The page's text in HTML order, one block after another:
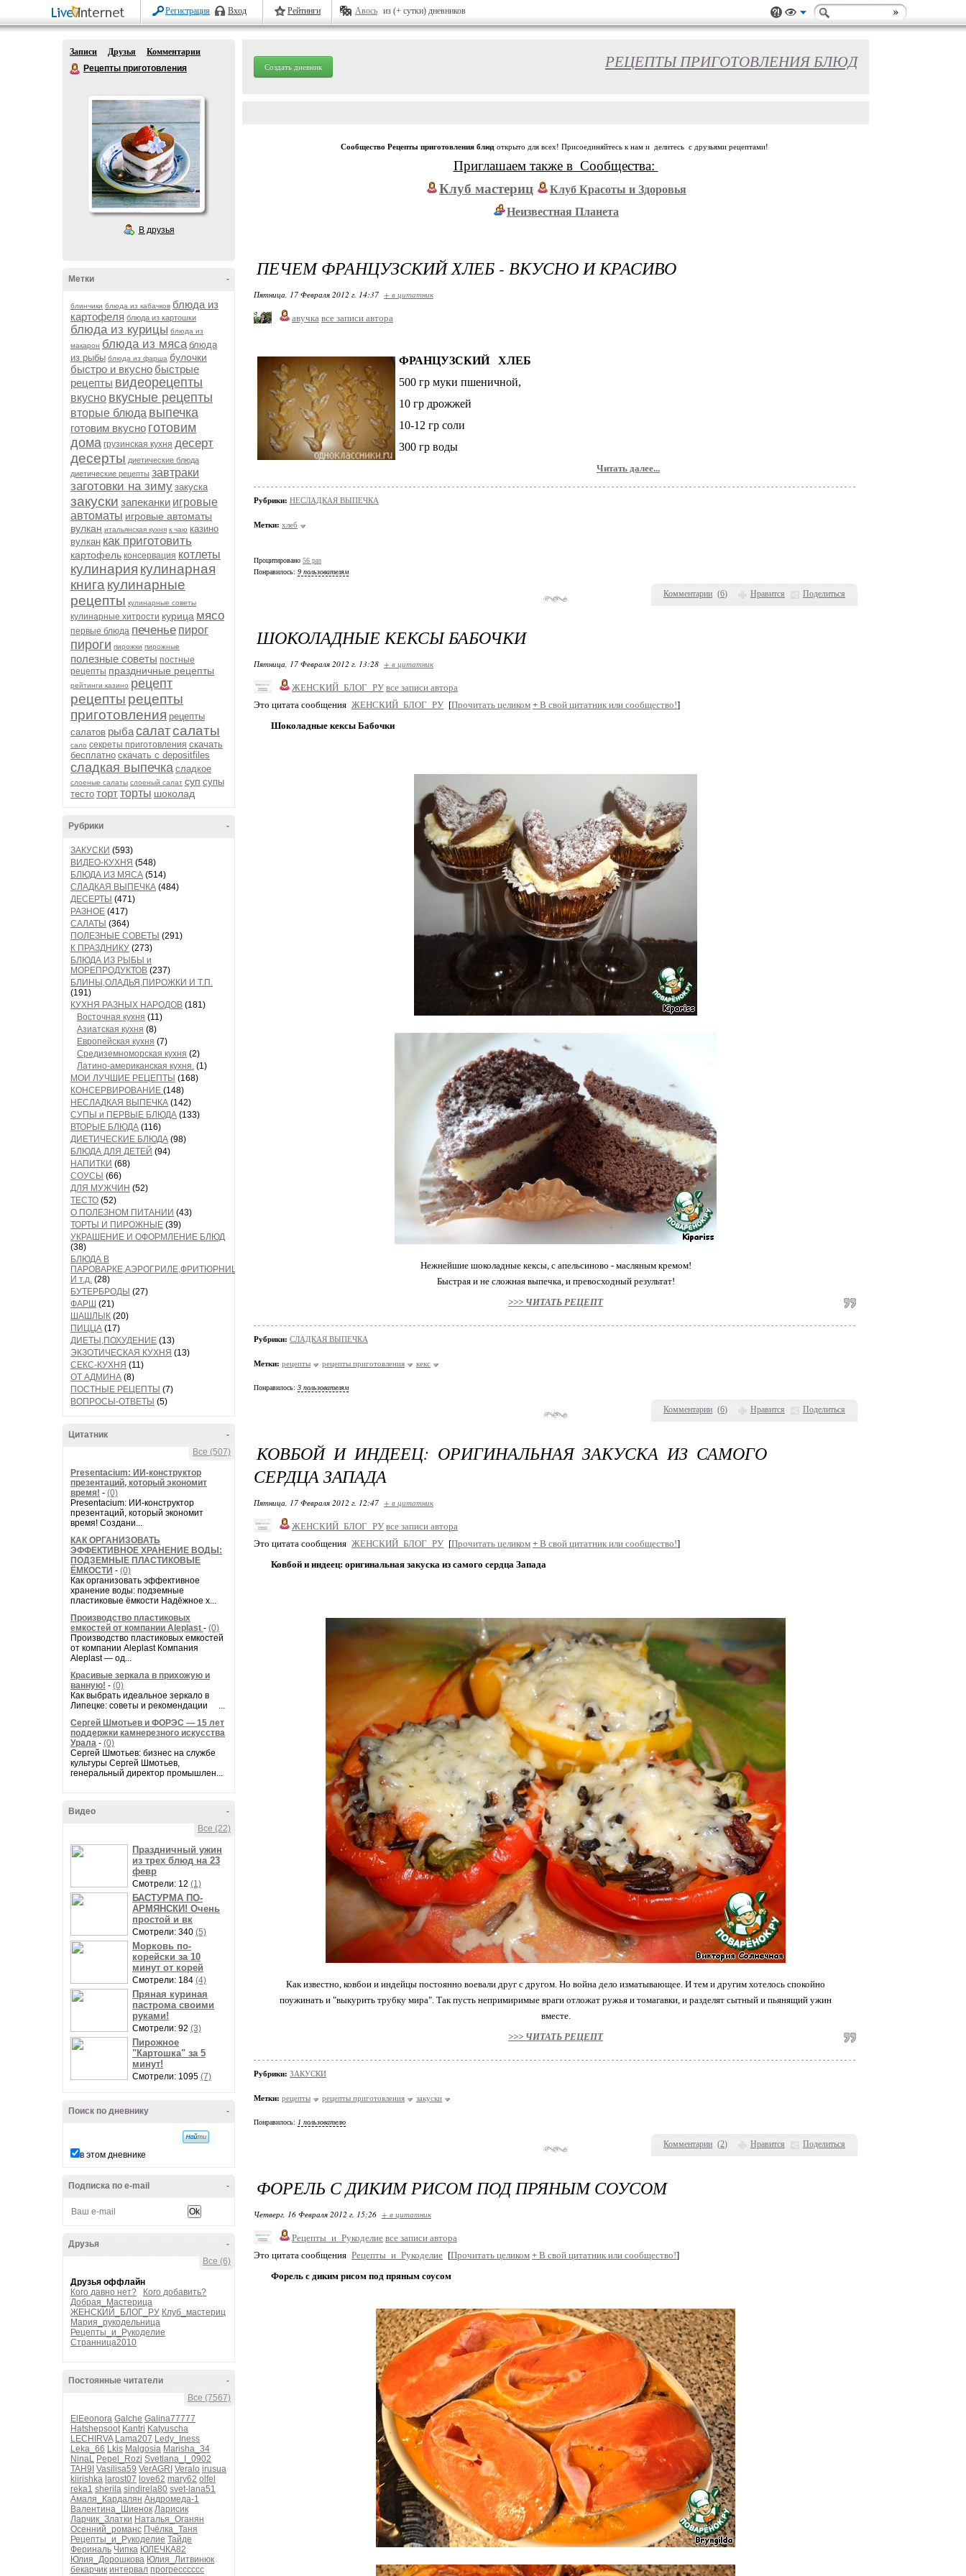
Регистрация Вход Рейтинги Авось из (+ сутки) дневников
Записи Друзья
Комментарии
Рецепты приготовления
В друзья
-
Метки
блинчики блюда из кабачков блюда из
картофеля блюда из картошки
блюда из курицы блюда из
макарон блюда из мяса блюда
из рыбы блюда из фарша булочки
быстро и вкусно быстрые
рецепты видеорецепты
вкусно вкусные рецепты
вторые блюда выпечка
готовим вкусно готовим
дома грузинская кухня десерт
десерты диетические блюда
диетические рецепты завтраки
заготовки на зиму закуска
закуски запеканки игровые
автоматы игровые автоматы
вулкан итальянская кухня к чаю казино
вулкан как приготовить
картофель консервация котлеты
кулинария кулинарная
книга кулинарные
рецепты кулинарные советы
кулинарные хитрости курица мясо
первые блюда печенье пирог
пироги пирожки пирожные
полезные советы постные
рецепты праздничные рецепты
рейтинги казино рецепт
рецепты рецепты
приготовления рецепты
салатов рыбасалатсалаты
сало секреты приготовления скачать
бесплатно скачать с depositfiles
сладкая выпечка сладкое
слоеные салаты слоеный салат суп супы
тесто тортторты шоколад
-
Рубрики
ЗАКУСКИ (593)
ВИДЕО-КУХНЯ (548)
БЛЮДА ИЗ МЯСА (514)
СЛАДКАЯ ВЫПЕЧКА (484)
ДЕСЕРТЫ (471)
РАЗНОЕ (417)
САЛАТЫ (364)
ПОЛЕЗНЫЕ СОВЕТЫ (291)
К ПРАЗДНИКУ (273)
БЛЮДА ИЗ РЫБЫ и
МОРЕПРОДУКТОВ (237)
БЛИНЫ,ОЛАДЬЯ,ПИРОЖКИ И Т.П.
(191)
КУХНЯ РАЗНЫХ НАРОДОВ (181)
Восточная кухня (11)
Азиатская кухня (8)
Европейская кухня (7)
Средиземноморская кухня (2)
Латино-американская кухня. (1)
МОИ ЛУЧШИЕ РЕЦЕПТЫ (168)
КОНСЕРВИРОВАНИЕ (148)
НЕСЛАДКАЯ ВЫПЕЧКА (142)
СУПЫ и ПЕРВЫЕ БЛЮДА (133)
ВТОРЫЕ БЛЮДА (116)
ДИЕТИЧЕСКИЕ БЛЮДА (98)
БЛЮДА ДЛЯ ДЕТЕЙ (94)
НАПИТКИ (68)
СОУСЫ (66)
ДЛЯ МУЖЧИН (52)
ТЕСТО (52)
О ПОЛЕЗНОМ ПИТАНИИ (43)
ТОРТЫ И ПИРОЖНЫЕ (39)
УКРАШЕНИЕ И ОФОРМЛЕНИЕ БЛЮД
(38)
БЛЮДА В
ПАРОВАРКЕ,АЭРОГРИЛЕ,ФРИТЮРНИЦЕ
И т.д. (28)
БУТЕРБРОДЫ (27)
ФАРШ (21)
ШАШЛЫК (20)
ПИЦЦА (17)
ДИЕТЫ,ПОХУДЕНИЕ (13)
ЭКЗОТИЧЕСКАЯ КУХНЯ (13)
СЕКС-КУХНЯ (11)
ОТ АДМИНА (8)
ПОСТНЫЕ РЕЦЕПТЫ (7)
ВОПРОСЫ-ОТВЕТЫ (5)
-
Цитатник
Все (507)
Presentacium: ИИ‑конструктор
презентаций, который экономит
время! - (0)
Presentacium: ИИ‑конструктор
презентаций, который экономит
время! Создани...
КАК ОРГАНИЗОВАТЬ
ЭФФЕКТИВНОЕ ХРАНЕНИЕ ВОДЫ:
ПОДЗЕМНЫЕ ПЛАСТИКОВЫЕ
ЁМКОСТИ - (0)
Как организовать эффективное
хранение воды: подземные
пластиковые ёмкости Надёжное х...
Производство пластиковых
емкостей от компании Aleplast - (0)
Производство пластиковых емкостей
от компании Aleplast Компания
Aleplast — од...
Красивые зеркала в прихожую и
ванную! - (0)
Как выбрать идеальное зеркало в
Липецке: советы и рекомендации ...
Сергей Шмотьев и ФОРЭС — 15 лет
поддержки камнерезного искусства
Урала - (0)
Сергей Шмотьев: бизнес на службе
культуры Сергей Шмотьев,
генеральный директор промышлен...
-
Видео
Все (22)
Праздничный ужин
из трех блюд на 23
февр
Смотрели: 12 (1)
БАСТУРМА ПО-
АРМЯНСКИ! Очень
простой и вк
Смотрели: 340 (5)
Морковь по-
корейски за 10
минут от корей
Смотрели: 184 (4)
Пряная куриная
пастрома своими
руками!
Смотрели: 92 (3)
Пирожное
"Картошка" за 5
минут!
Смотрели: 1095 (7)
-
Поиск по дневнику
в этом дневнике
-
Подписка по e-mail
-
Друзья
Все (6)
Друзья оффлайн
Кого давно нет?
Кого добавить?
Добрая_Мастерица
ЖЕНСКИЙ_БЛОГ_РУ Клуб_мастериц
Мария_рукодельница
Рецепты_и_Рукоделие
Странница2010
-
Постоянные читатели
Все (7567)
ElEeonora Galche Galina77777
Hatshepsoot Kantri Katyuscha
LECHIRVA Lama207 Ledy_Iness
Leka_66 Lkis Malgosia Marisha_34
NinaL Pepel_Rozi Svetlana_I_0902
TAH9I Vasilisa59 VerAGRI Veralo irusua
kiirishka larost07 love62 mary62 olfel
reka1 sherila sindirela80 svet-lana51
Амаля_Кардалян Андромеда-1
Валентина_Шиенок Ларисик
Ларчик_Златки Наталья_Оганян
Осенний_романс Пчёлка_Таня
Рецепты_и_Рукоделие Тайде
Фериналь Чипка ЮЛЕЧКА82
Юлия_Дорошкова Юлия_Литвинюк
бекарчик интервал прогресссссс
Создать дневник РЕЦЕПТЫ ПРИГОТОВЛЕНИЯ БЛЮД
Сообщество Рецепты приготовления блюд открыто для всех! Присоединяйтесь к нам и делитесь с друзьями рецептами!
Приглашаем также в Сообщества:
Клуб мастериц
Клуб Красоты и Здоровья
Неизвестная Планета
Комментарии (6) Нравится Поделиться
ПЕЧЕМ ФРАНЦУЗСКИЙ ХЛЕБ - ВКУСНО И КРАСИВО
Пятница, 17 Февраля 2012 г. 14:37 + в цитатник
авучка все записи автора
ФРАНЦУЗСКИЙ ХЛЕБ
500 гр муки пшеничной,
10 гр дрожжей
10-12 гр соли
300 гр воды
Читать далее...
Рубрики: НЕСЛАДКАЯ ВЫПЕЧКА
Метки: хлеб
Процитировано 56 раз
Понравилось: 9 пользователям
Комментарии (6) Нравится Поделиться
ШОКОЛАДНЫЕ КЕКСЫ БАБОЧКИ
Пятница, 17 Февраля 2012 г. 13:28 + в цитатник
ЖЕНСКИЙ_БЛОГ_РУ все записи автора
Это цитата сообщения ЖЕНСКИЙ_БЛОГ_РУ [Прочитать целиком + В свой цитатник или сообщество!]
Шоколадные кексы Бабочки
Нежнейшие шоколадные кексы, с апельсиново - масляным кремом!
Быстрая и не сложная выпечка, и превосходный результат!
>>> ЧИТАТЬ РЕЦЕПТ
Рубрики: СЛАДКАЯ ВЫПЕЧКА
Метки: рецепты рецепты приготовления кекс
Понравилось: 3 пользователям
Комментарии (2) Нравится Поделиться
КОВБОЙ И ИНДЕЕЦ: ОРИГИНАЛЬНАЯ ЗАКУСКА ИЗ САМОГО
СЕРДЦА ЗАПАДА
Пятница, 17 Февраля 2012 г. 12:47 + в цитатник
ЖЕНСКИЙ_БЛОГ_РУ все записи автора
Это цитата сообщения ЖЕНСКИЙ_БЛОГ_РУ [Прочитать целиком + В свой цитатник или сообщество!]
Ковбой и индеец: оригинальная закуска из самого сердца Запада
Как известно, ковбои и индейцы постоянно воевали друг с другом. Но война дело изматывающее. И тем и другим хотелось спокойно
поужинать и "выкурить трубку мира". Так пусть непримиримые враги отложат ружья и томагавки, и разделят сытный и пьянящий ужин
вместе.
>>> ЧИТАТЬ РЕЦЕПТ
Рубрики: ЗАКУСКИ
Метки: рецепты рецепты приготовления закуски
Понравилось: 1 пользователю
ФОРЕЛЬ С ДИКИМ РИСОМ ПОД ПРЯНЫМ СОУСОМ
Четверг, 16 Февраля 2012 г. 15:26 + в цитатник
Рецепты_и_Рукоделие все записи автора
Это цитата сообщения Рецепты_и_Рукоделие [Прочитать целиком + В свой цитатник или сообщество!]
Форель с диким рисом под пряным соусом